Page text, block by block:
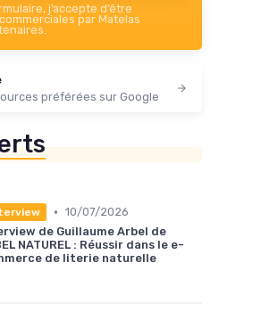
j’accepte d’être
par Matelas
préférées sur Google
• 10/07/2026
de Guillaume Arbel de
NATUREL : Réussir dans le e-
de literie naturelle